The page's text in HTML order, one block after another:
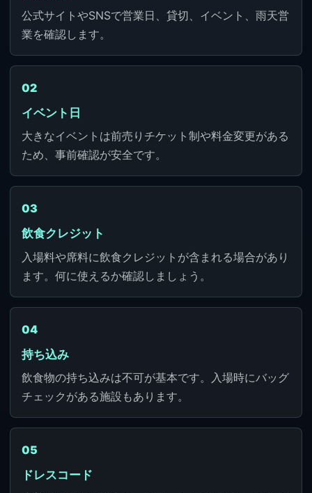
公式サイトやSNSで営業日、貸切、イベント、雨天営
業を確認します。
02
イベント日
大きなイベントは前売りチケット制や料金変更がある
ため、事前確認が安全です。
03
飲食クレジット
入場料や席料に飲食クレジットが含まれる場合があり
ます。何に使えるか確認しましょう。
04
持ち込み
飲食物の持ち込みは不可が基本です。入場時にバッグ
チェックがある施設もあります。
05
ドレスコード